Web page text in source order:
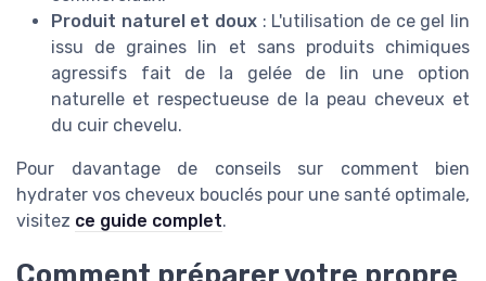
Produit naturel et doux : L'utilisation de ce gel lin
issu de graines lin et sans produits chimiques
agressifs fait de la gelée de lin une option
naturelle et respectueuse de la peau cheveux et
du cuir chevelu.
Pour davantage de conseils sur comment bien
hydrater vos cheveux bouclés pour une santé optimale,
visitez ce guide complet.